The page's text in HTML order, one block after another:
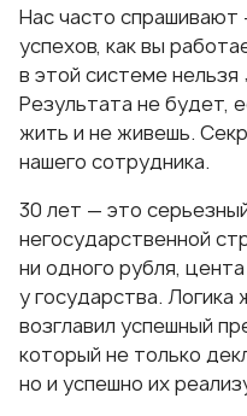
Нас часто
успехов, как вы
в этой системе нельзя
Результата не будет,
жить и не живешь.
нашего сотрудника.
30 лет — это
негосударственной
ни одного рубля,
у государства.
возглавил успешный
который не только
но и успешно их